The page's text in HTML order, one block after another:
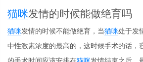
猫咪发情的时候能做绝育吗
猫咪发情的时候不能做绝育，当猫咪处于发
中性激素浓度的最高的，这时候手术的话，
的手术时间应该安排在猫咪发情结束之后，